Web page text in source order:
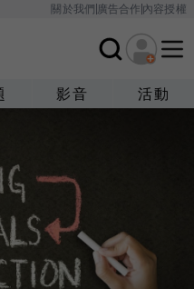
關於我們廣告合作內容授權
影音 活動